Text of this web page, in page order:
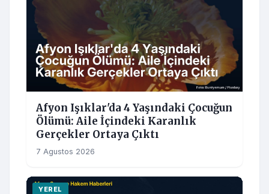
Afyon Işıklar'da 4 Yaşındaki Çocuğun
Ölümü: Aile İçindeki Karanlık
Gerçekler Ortaya Çıktı
7 Agustos 2026
YEREL